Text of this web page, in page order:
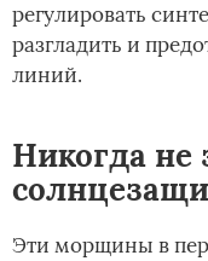
регулировать
разгладить и
линий.
Никогда не
Эти морщины в